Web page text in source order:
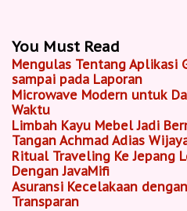
You Must Read
Mengulas Tentang Aplikasi
sampai pada Laporan
Microwave Modern untuk
Waktu
Limbah Kayu Mebel Jadi
Tangan Achmad Adias
Ritual Traveling Ke Jepang
Dengan JavaMifi
Asuransi Kecelakaan
Transparan